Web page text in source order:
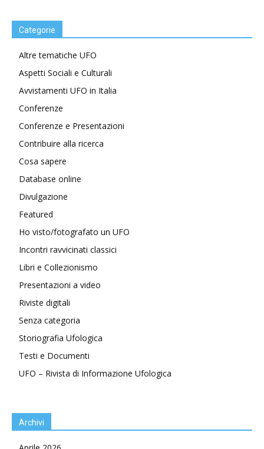
Categorie
Altre tematiche UFO
Aspetti Sociali e Culturali
Avvistamenti UFO in Italia
Conferenze
Conferenze e Presentazioni
Contribuire alla ricerca
Cosa sapere
Database online
Divulgazione
Featured
Ho visto/fotografato un UFO
Incontri ravvicinati classici
Libri e Collezionismo
Presentazioni a video
Riviste digitali
Senza categoria
Storiografia Ufologica
Testi e Documenti
UFO – Rivista di Informazione Ufologica
Archivi